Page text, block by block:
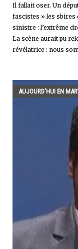
Il fallait oser. Un
fascistes » les sbires
sinistre : l’extrême
La scène aurait pu
révélatrice : nous
AUJOURD'HUI EN